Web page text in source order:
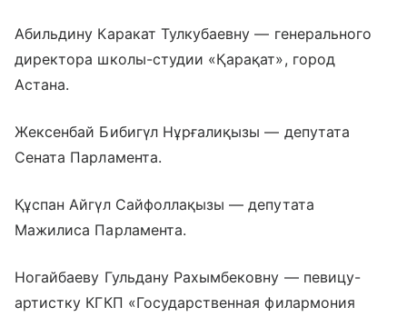
Абильдину Каракат Тулкубаевну — генерального
директора школы-студии «Қарақат», город
Астана.
Жексенбай Бибигүл Нұрғалиқызы — депутата
Сената Парламента.
Құспан Айгүл Сайфоллақызы — депутата
Мажилиса Парламента.
Ногайбаеву Гульдану Рахымбековну — певицу-
артистку КГКП «Государственная филармония